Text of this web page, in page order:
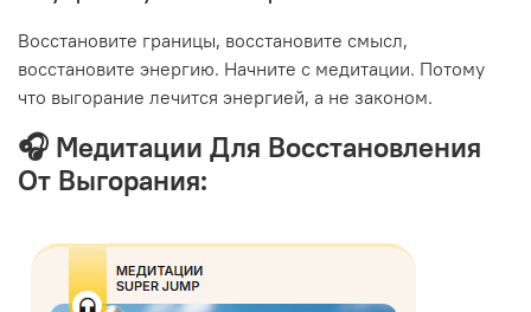
Восстановите границы, восстановите смысл,
восстановите энергию. Начните с медитации. Потому
что выгорание лечится энергией, а не законом.
🎧 Медитации Для Восстановления
От Выгорания: